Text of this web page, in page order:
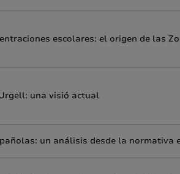
escolares: el origen de las
una visió actual
un análisis desde la normativa